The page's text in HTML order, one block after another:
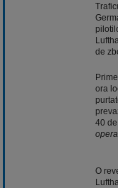
de
ora
40
O